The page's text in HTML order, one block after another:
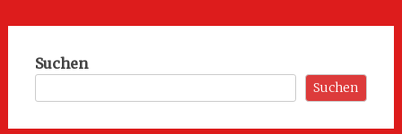
Suchen
Suchen